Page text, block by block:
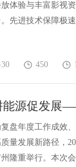
体验与丰富影视
先进技术保障极
450
能源促发展
召开
盘年度工作成效
量发展新路径，
隆重举行。本次